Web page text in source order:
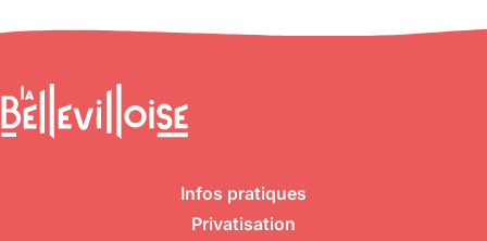
Infos pratiques
Privatisation